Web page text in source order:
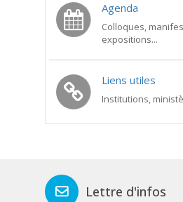
Agenda
Colloques,
expositions...
Liens utiles
Institutions,
Lettre d'infos